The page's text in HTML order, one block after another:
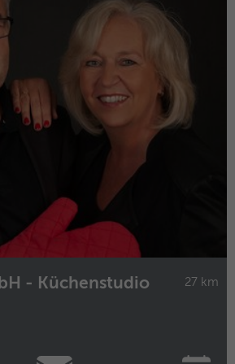
- Küchenstudio
27 km
Clarity
Minuten
an, ob MUID an ANID , ein Cookie für
übertragen wird . Clarity